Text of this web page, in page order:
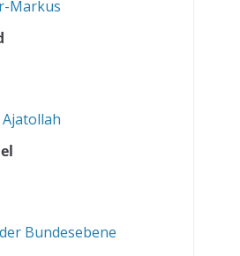
Markus
Bundesebene